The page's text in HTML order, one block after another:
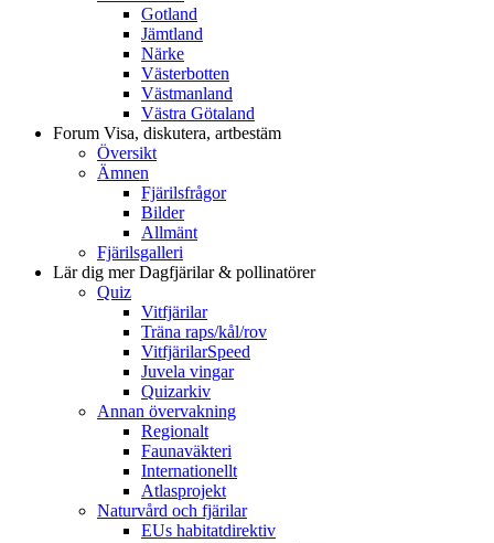
Gotland
Jämtland
Närke
Västerbotten
Västmanland
Västra Götaland
Forum Visa, diskutera, artbestäm
Översikt
Ämnen
Fjärilsfrågor
Bilder
Allmänt
Fjärilsgalleri
Lär dig merDagfjärilar & pollinatörer
Quiz
Vitfjärilar
Träna raps/kål/rov
VitfjärilarSpeed
Juvela vingar
Quizarkiv
Annan övervakning
Regionalt
Faunaväkteri
Internationellt
Atlasprojekt
Naturvård och fjärilar
EUs habitatdirektiv